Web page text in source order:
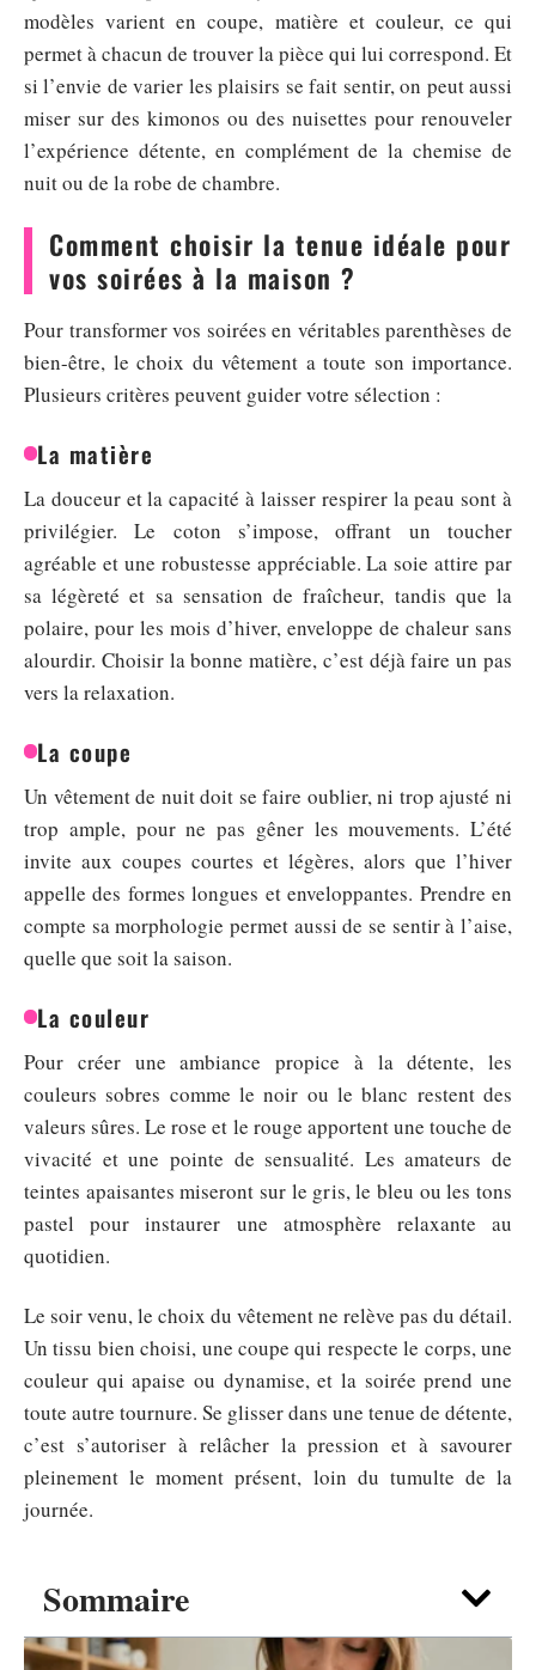
Sommaire
modèles varient en coupe, matière et couleur, ce qui
permet à chacun de trouver la pièce qui lui correspond. Et
si l’envie de varier les plaisirs se fait sentir, on peut aussi
miser sur des kimonos ou des nuisettes pour renouveler
l’expérience détente, en complément de la chemise de
nuit ou de la robe de chambre.
Comment choisir la tenue idéale pour
vos soirées à la maison ?
Pour transformer vos soirées en véritables parenthèses de
bien-être, le choix du vêtement a toute son importance.
Plusieurs critères peuvent guider votre sélection :
La matière
La douceur et la capacité à laisser respirer la peau sont à
privilégier. Le coton s’impose, offrant un toucher
agréable et une robustesse appréciable. La soie attire par
sa légèreté et sa sensation de fraîcheur, tandis que la
polaire, pour les mois d’hiver, enveloppe de chaleur sans
alourdir. Choisir la bonne matière, c’est déjà faire un pas
vers la relaxation.
La coupe
Un vêtement de nuit doit se faire oublier, ni trop ajusté ni
trop ample, pour ne pas gêner les mouvements. L’été
invite aux coupes courtes et légères, alors que l’hiver
appelle des formes longues et enveloppantes. Prendre en
compte sa morphologie permet aussi de se sentir à l’aise,
quelle que soit la saison.
La couleur
Pour créer une ambiance propice à la détente, les
couleurs sobres comme le noir ou le blanc restent des
valeurs sûres. Le rose et le rouge apportent une touche de
vivacité et une pointe de sensualité. Les amateurs de
teintes apaisantes miseront sur le gris, le bleu ou les tons
pastel pour instaurer une atmosphère relaxante au
quotidien.
Le soir venu, le choix du vêtement ne relève pas du détail.
Un tissu bien choisi, une coupe qui respecte le corps, une
couleur qui apaise ou dynamise, et la soirée prend une
toute autre tournure. Se glisser dans une tenue de détente,
c’est s’autoriser à relâcher la pression et à savourer
pleinement le moment présent, loin du tumulte de la
journée.